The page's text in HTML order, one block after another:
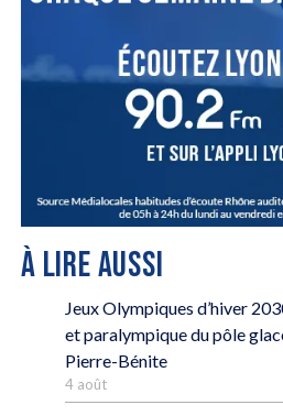
À LIRE AUSSI
Jeux Olympiques d’hiver
et paralympique du pôle
Pierre-Bénite
4 août